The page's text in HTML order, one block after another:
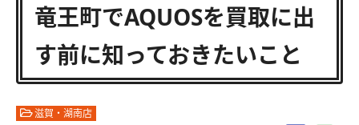
竜王町でAQUOSを買取に出
す前に知っておきたいこと
滋賀・湖南店